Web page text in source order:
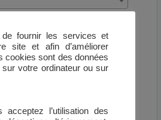
82 000 €
: 1 chambre – Salle de douche
fournir les services et
site et afin d’améliorer
cookies sont des données
votre ordinateur ou sur
acceptez l’utilisation des